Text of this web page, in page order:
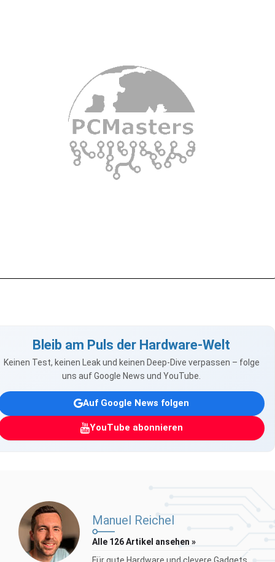
Bleib am Puls der Hardware-Welt
Keinen Test, keinen Leak und keinen Deep-Dive verpassen – folge
uns auf Google News und YouTube.
Auf Google News folgen
YouTube abonnieren
Manuel Reichel
Alle 126 Artikel ansehen »